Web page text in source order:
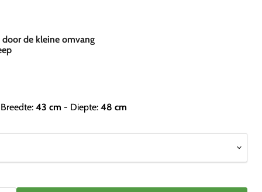
de kleine omvang
43 cm - Diepte: 48 cm